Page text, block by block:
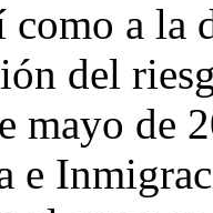
como a la
del
mayo de
e